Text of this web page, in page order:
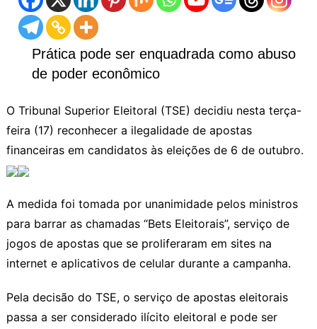
Prática pode ser enquadrada como abuso
de poder econômico
O Tribunal Superior Eleitoral (TSE) decidiu nesta terça-
feira (17) reconhecer a ilegalidade de apostas
financeiras em candidatos às eleições de 6 de outubro.
A medida foi tomada por unanimidade pelos ministros
para barrar as chamadas “Bets Eleitorais”, serviço de
jogos de apostas que se proliferaram em sites na
internet e aplicativos de celular durante a campanha.
Pela decisão do TSE, o serviço de apostas eleitorais
passa a ser considerado ilícito eleitoral e pode ser